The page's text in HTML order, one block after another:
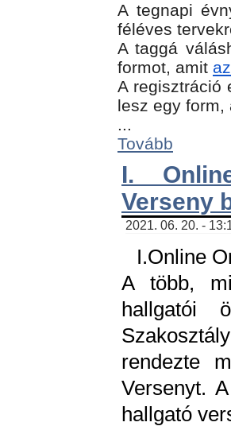
A tegnapi
féléves
A taggá
formot, amit
A regisztráció
lesz egy
...
Tovább
I.
Verseny
2021. 06. 20. -
I.Online
A több,
hallgatói
rendezte
Versenyt.
hallgató